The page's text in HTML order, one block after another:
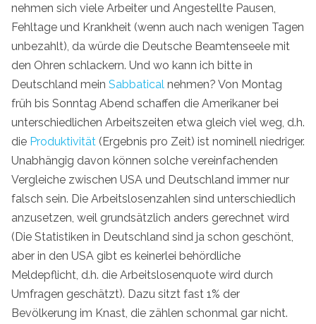
nehmen sich viele Arbeiter und Angestellte Pausen,
Fehltage und Krankheit (wenn auch nach wenigen Tagen
unbezahlt), da würde die Deutsche Beamtenseele mit
den Ohren schlackern. Und wo kann ich bitte in
Deutschland mein Sabbatical nehmen? Von Montag
früh bis Sonntag Abend schaffen die Amerikaner bei
unterschiedlichen Arbeitszeiten etwa gleich viel weg, d.h.
die Produktivität (Ergebnis pro Zeit) ist nominell niedriger.
Unabhängig davon können solche vereinfachenden
Vergleiche zwischen USA und Deutschland immer nur
falsch sein. Die Arbeitslosenzahlen sind unterschiedlich
anzusetzen, weil grundsätzlich anders gerechnet wird
(Die Statistiken in Deutschland sind ja schon geschönt,
aber in den USA gibt es keinerlei behördliche
Meldepflicht, d.h. die Arbeitslosenquote wird durch
Umfragen geschätzt). Dazu sitzt fast 1% der
Bevölkerung im Knast, die zählen schonmal gar nicht.